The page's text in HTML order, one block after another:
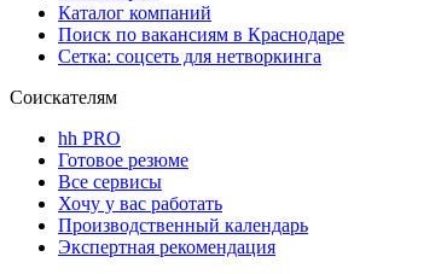
Каталог компаний
Поиск по вакансиям в Краснодаре
Сетка: соцсеть для нетворкинга
Соискателям
hh PRO
Готовое резюме
Все сервисы
Хочу у вас работать
Производственный календарь
Экспертная рекомендация